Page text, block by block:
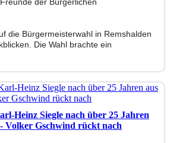
die Bürgermeisterwahl in Remshalden
Die Wahl brachte ein
Heinz Siegle nach über 25 Jahren
Volker Gschwind rückt nach